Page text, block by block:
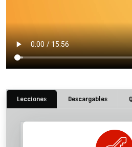
Lecciones Descargables
1. Eficiencia de